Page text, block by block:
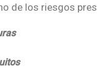
de los riesgos